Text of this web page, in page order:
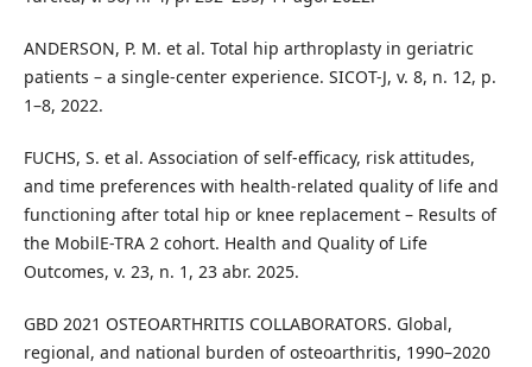
ANDERSON, P. M. et al. Total hip arthroplasty in geriatric
patients – a single-center experience. SICOT-J, v. 8, n. 12, p.
1–8, 2022.
FUCHS, S. et al. Association of self-efficacy, risk attitudes,
and time preferences with health-related quality of life and
functioning after total hip or knee replacement – Results of
the MobilE-TRA 2 cohort. Health and Quality of Life
Outcomes, v. 23, n. 1, 23 abr. 2025.
GBD 2021 OSTEOARTHRITIS COLLABORATORS. Global,
regional, and national burden of osteoarthritis, 1990–2020